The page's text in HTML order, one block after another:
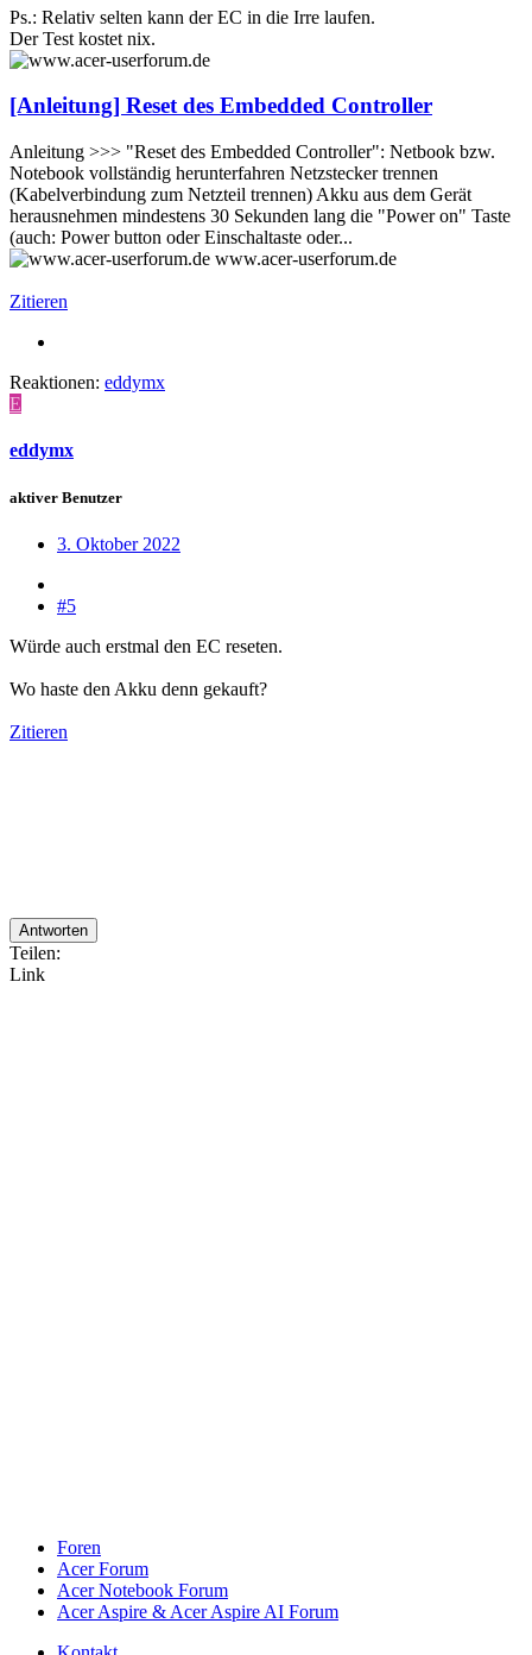
Ps.: Relativ selten kann der EC in die Irre laufen.
Der Test kostet nix.
[Anleitung] Reset des Embedded Controller
Anleitung >>> "Reset des Embedded Controller": Netbook bzw.
Notebook vollständig herunterfahren Netzstecker trennen
(Kabelverbindung zum Netzteil trennen) Akku aus dem Gerät
herausnehmen mindestens 30 Sekunden lang die "Power on" Taste
(auch: Power button oder Einschaltaste oder...
www.acer-userforum.de
Zitieren
Reaktionen: eddymx
E
eddymx
aktiver Benutzer
3. Oktober 2022
#5
Würde auch erstmal den EC reseten.
Wo haste den Akku denn gekauft?
Zitieren
Antworten
Teilen:
Link
Foren
Acer Forum
Acer Notebook Forum
Acer Aspire & Acer Aspire AI Forum